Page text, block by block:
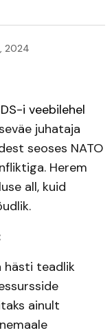
2024
i veebilehel
juhataja
seoses NATO
Herem
all, kuid
hästi teadlik
ainult